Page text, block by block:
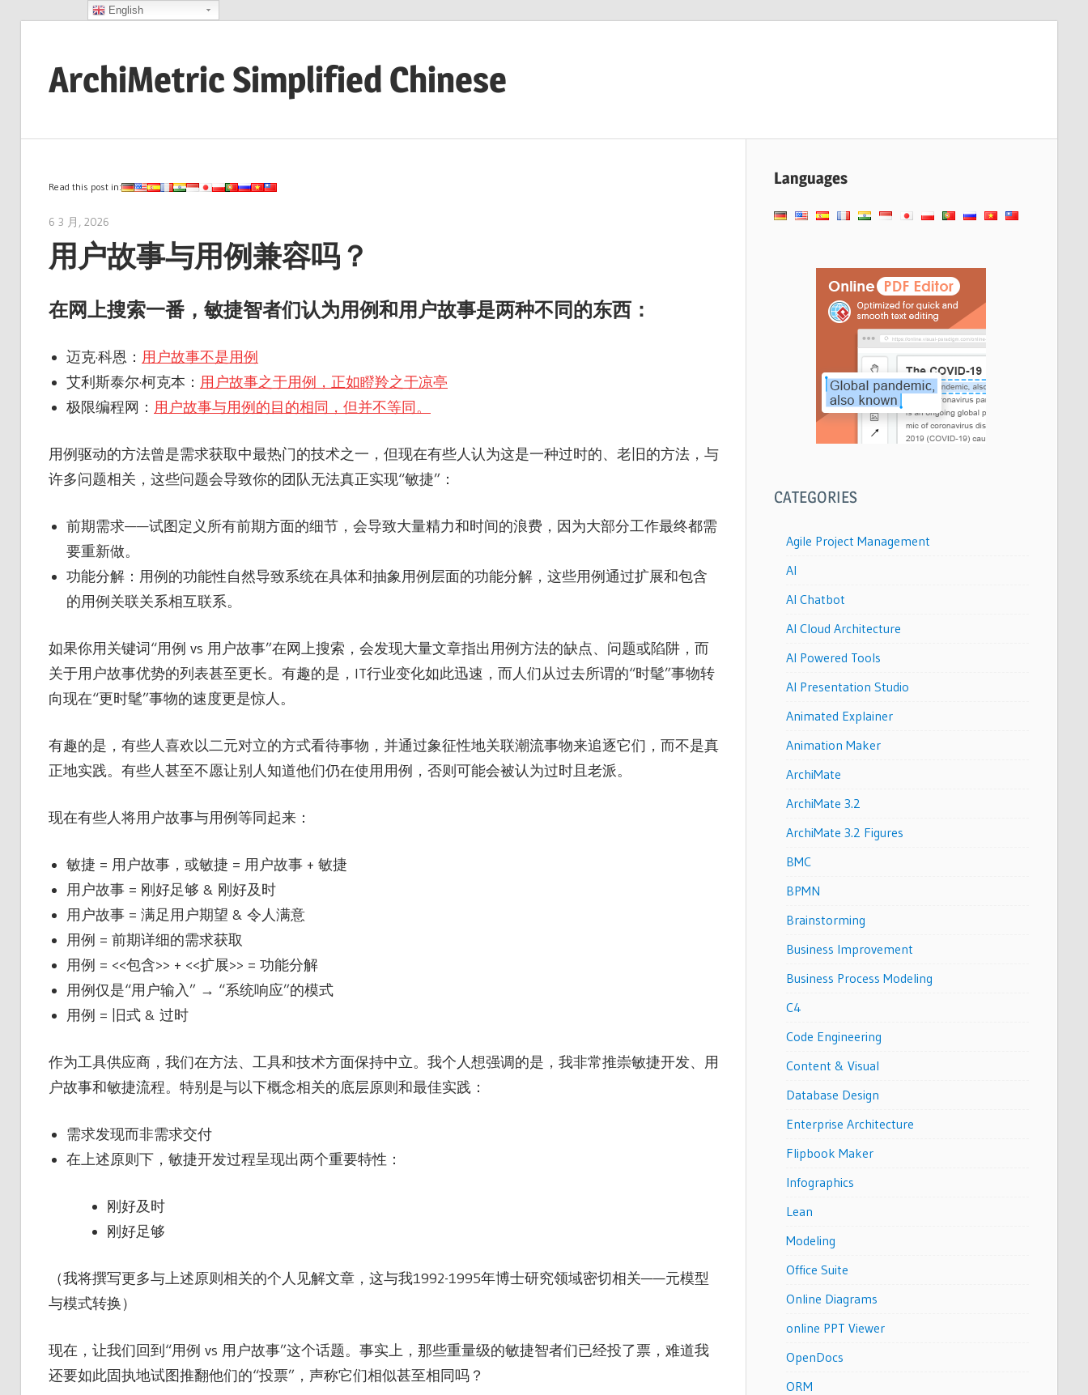
contentArchiMetric Simplified Chinese
Dev
Scrum,
More
Read this post in:
6 3 月, 2026
用户故事与用例兼容吗？
在网上搜索一番，敏捷智者们认为用例和用户故事是两种不同的东西：
迈克·科恩： 用户故事不是用例
艾利斯泰尔·柯克本： 用户故事之于用例，正如瞪羚之于凉亭
极限编程网： 用户故事与用例的目的相同，但并不等同。
用例驱动的方法曾是需求获取中最热门的技术之一，但现在有些人认为这是一种过时的、老旧的方法，与
许多问题相关，这些问题会导致你的团队无法真正实现“敏捷”：
前期需求——试图定义所有前期方面的细节，会导致大量精力和时间的浪费，因为大部分工作最终都需
要重新做。
功能分解：用例的功能性自然导致系统在具体和抽象用例层面的功能分解，这些用例通过扩展和包含
的用例关联关系相互联系。
如果你用关键词“用例 vs 用户故事”在网上搜索，会发现大量文章指出用例方法的缺点、问题或陷阱，而
关于用户故事优势的列表甚至更长。有趣的是，IT行业变化如此迅速，而人们从过去所谓的“时髦”事物转
向现在“更时髦”事物的速度更是惊人。
有趣的是，有些人喜欢以二元对立的方式看待事物，并通过象征性地关联潮流事物来追逐它们，而不是真
正地实践。有些人甚至不愿让别人知道他们仍在使用用例，否则可能会被认为过时且老派。
现在有些人将用户故事与用例等同起来：
敏捷 = 用户故事，或敏捷 = 用户故事 + 敏捷
用户故事 = 刚好足够 & 刚好及时
用户故事 = 满足用户期望 & 令人满意
用例 = 前期详细的需求获取
用例 = <<包含>> + <<扩展>> = 功能分解
用例仅是“用户输入” → “系统响应”的模式
用例 = 旧式 & 过时
作为工具供应商，我们在方法、工具和技术方面保持中立。我个人想强调的是，我非常推崇敏捷开发、用
户故事和敏捷流程。特别是与以下概念相关的底层原则和最佳实践：
需求发现而非需求交付
在上述原则下，敏捷开发过程呈现出两个重要特性：
刚好及时
刚好足够
（我将撰写更多与上述原则相关的个人见解文章，这与我1992-1995年博士研究领域密切相关——元模型
与模式转换）
现在，让我们回到“用例 vs 用户故事”这个话题。事实上，那些重量级的敏捷智者们已经投了票，难道我
还要如此固执地试图推翻他们的“投票”，声称它们相似甚至相同吗？
Languages
CATEGORIES
Agile Project Management
AI
AI Chatbot
AI Cloud Architecture
AI Powered Tools
AI Presentation Studio
Animated Explainer
Animation Maker
ArchiMate
ArchiMate 3.2
ArchiMate 3.2 Figures
BMC
BPMN
Brainstorming
Business Improvement
Business Process Modeling
C4
Code Engineering
Content & Visual
Database Design
Enterprise Architecture
Flipbook Maker
Infographics
Lean
Modeling
Office Suite
Online Diagrams
online PPT Viewer
OpenDocs
ORM
English